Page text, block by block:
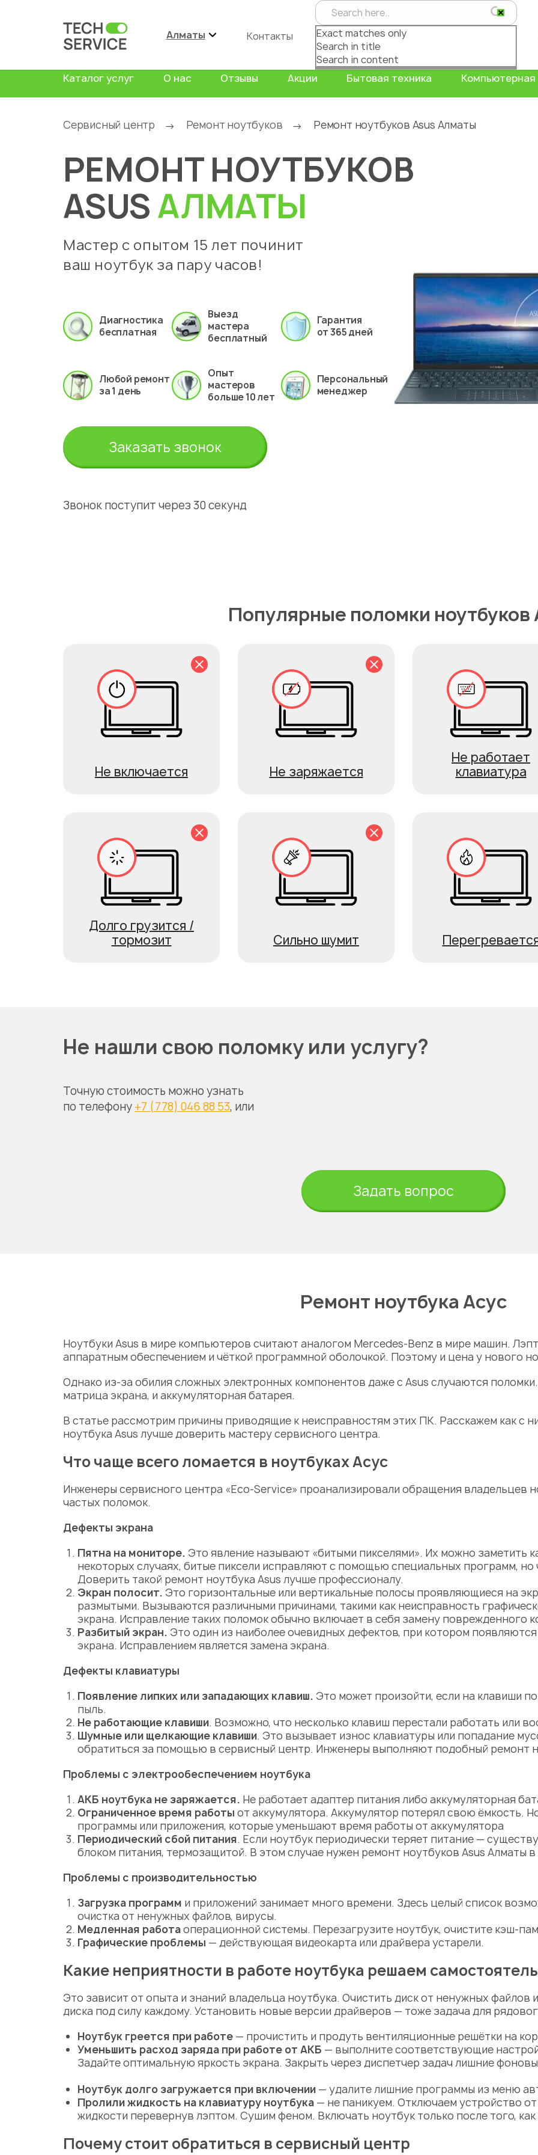
Алматы Контакты
Exact matches only
Search in title
Search in content
Каталог услуг О нас Отзывы Акции Бытовая техника Компьютерная
Сервисный центр → Ремонт ноутбуков → Ремонт ноутбуков Asus Алматы
РЕМОНТ НОУТБУКОВ
ASUSАЛМАТЫ
Мастер с опытом 15 лет починит
ваш ноутбук за пару часов!
Диагностика
бесплатная
Выезд
мастера
бесплатный
Гарантия
от 365 дней
Любой ремонт
за 1 день
Опыт
мастеров
больше 10 лет
Персональный
менеджер
Заказать звонок
Звонок поступит через 30 секунд
Популярные поломки ноутбуков
Не включается Не заряжается
Не работает
клавиатура
Долго грузится /
тормозит
Сильно шумит
Не нашли свою поломку или услугу?
Точную стоимость можно узнать
по телефону +7 (778) 046 88 53, или
Задать вопрос
Ремонт ноутбука Асус
Ноутбуки Asus в мире компьютеров считают аналогом Mercedes-Benz в мире машин.
аппаратным обеспечением и чёткой программной оболочкой. Поэтому и цена у нового
Однако из-за обилия сложных электронных компонентов даже с Asus случаются
матрица экрана, и аккумуляторная батарея.
В статье рассмотрим причины приводящие к неисправностям этих ПК. Расскажем как с
ноутбука Asus лучше доверить мастеру сервисного центра.
Что чаще всего ломается в ноутбуках Асус
Инженеры сервисного центра «Eco-Service» проанализировали обращения владельцев
частых поломок.
Дефекты экрана
Пятна на мониторе. Это явление называют «битыми пикселями». Их можно заметить
некоторых случаях, битые пиксели исправляют с помощью специальных программ, но
Доверить такой ремонт ноутбука Asus лучше профессионалу.
Экран полосит. Это горизонтальные или вертикальные полосы проявляющиеся на
размытыми. Вызываются различными причинами, такими как неисправность
экрана. Исправление таких поломок обычно включает в себя замену поврежденного
Разбитый экран. Это один из наиболее очевидных дефектов, при котором
экрана. Исправлением является замена экрана.
Дефекты клавиатуры
Появление липких или западающих клавиш. Это может произойти, если на клавиши
пыль.
Не работающие клавиши. Возможно, что несколько клавиш перестали работать или
Шумные или щелкающие клавиши. Это вызывает износ клавиатуры или попадание
обратиться за помощью в сервисный центр. Инженеры выполняют подобный ремонт
Проблемы с электрообеспечением ноутбука
АКБ ноутбука не заряжается. Не работает адаптер питания либо аккумуляторная
Ограниченное время работы от аккумулятора. Аккумулятор потерял свою ёмкость.
программы или приложения, которые уменьшают время работы от аккумулятора
Периодический сбой питания. Если ноутбук периодически теряет питание —
блоком питания, термозащитой. В этом случае нужен ремонт ноутбуков Asus Алматы
Проблемы с производительностью
Загрузка программ и приложений занимает много времени. Здесь целый список
очистка от ненужных файлов, вирусы.
Медленная работаоперационной системы. Перезагрузите ноутбук, очистите кэш-
Графические проблемы — действующая видеокарта или драйвера устарели.
Какие неприятности в работе ноутбука решаем
Это зависит от опыта и знаний владельца ноутбука. Очистить диск от ненужных
диска под силу каждому. Установить новые версии драйверов — тоже задача для
Ноутбук греется при работе — прочистить и продуть вентиляционные решётки на
Уменьшить расход заряда при работе от АКБ — выполните соответствующие
Задайте оптимальную яркость экрана. Закрыть через диспетчер задач лишние
Ноутбук долго загружается при включении — удалите лишние программы из меню
Пролили жидкость на клавиатуру ноутбука — не паникуем. Отключаем устройство
жидкости перевернув лэптом. Сушим феном. Включать ноутбук только после того, как
Почему стоит обратиться в сервисный центр